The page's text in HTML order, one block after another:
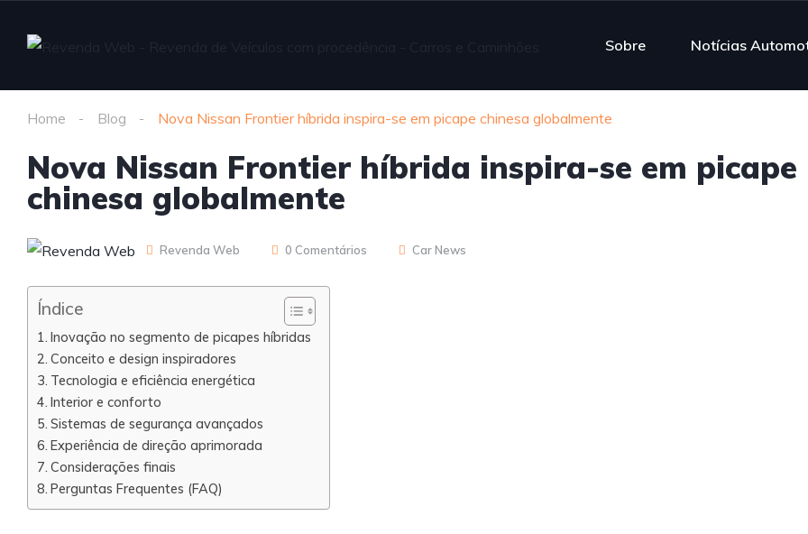
Sobre Notícias
Home Blog Nova Nissan Frontier híbrida inspira-se em picape chinesa globalmente
Nova Nissan Frontier híbrida inspira-se em picape
chinesa globalmente
Revenda Web 0 Comentários Car News
Índice
Inovação no segmento de picapes híbridas
Conceito e design inspiradores
Tecnologia e eficiência energética
Interior e conforto
Sistemas de segurança avançados
Experiência de direção aprimorada
Considerações finais
Perguntas Frequentes (FAQ)